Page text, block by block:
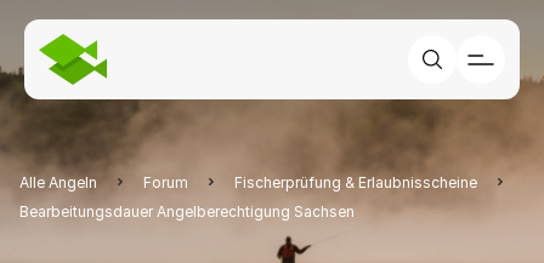
Alle Angeln Forum
Fischerprüfung & Erlaubnisscheine
Bearbeitungsdauer Angelberechtigung Sachsen